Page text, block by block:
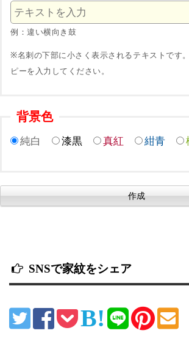
例：違い横向き鼓
※名刺の下部に小さく表示されるテキストです
ピーを入力してください。
背景色
純白 漆黒 真紅 紺青
SNSで家紋をシェア